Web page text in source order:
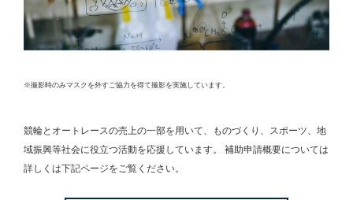
※撮影時のみマスクを外すご協力を得て撮影を実施しています。
競輪とオートレースの売上の一部を用いて、
ものづくり、スポーツ、地
域振興等社会に役立つ活動を応援しています。
補助申請概要については
詳しくは下記ページをご覧ください。